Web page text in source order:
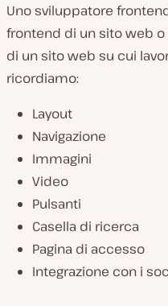
Uno sviluppatore
frontend di un sito web o
di un sito web su cui
ricordiamo:
Layout
Navigazione
Immagini
Video
Pulsanti
Casella di ricerca
Pagina di accesso
Integrazione con i